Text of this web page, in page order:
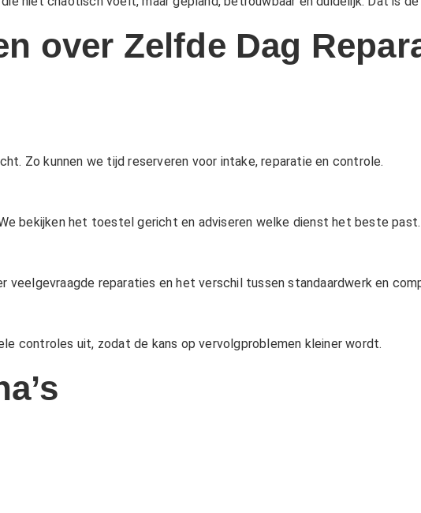
over Zelfde Dag
Zo kunnen we tijd reserveren voor intake, reparatie en controle.
bekijken het toestel gericht en adviseren welke dienst het beste past.
veelgevraagde reparaties en het verschil tussen standaardwerk en
controles uit, zodat de kans op vervolgproblemen kleiner wordt.